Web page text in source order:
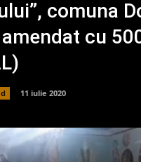
comuna
cu
11 iulie 2020